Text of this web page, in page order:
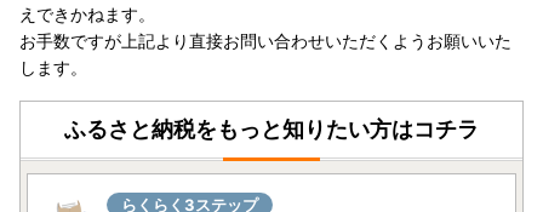
＜郵送にて提出する場合＞
申込時、ワンストップ特例申請書の送付を希望された方に、
「寄附金受領証明書」と同封のうえ発送しております。
申請書に必要事項をご記入し、添付書類を同封のうえ提出を
お願いいたします。
申請書は、「自治体マイページ」よりご自身でダウンロード
えできかねます。
お手数ですが上記より直接お問い合わせいただくようお願いいた
します。
ふるさと納税をもっと知りたい方はコチラ
らくらく3ステップ